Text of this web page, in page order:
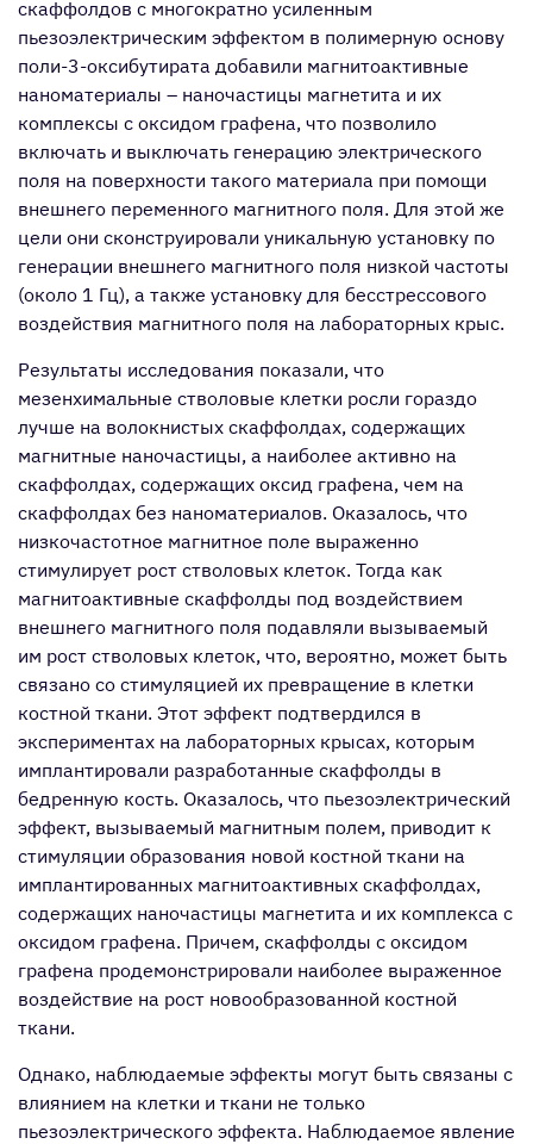
скаффолдов с многократно усиленным
пьезоэлектрическим эффектом в полимерную основу
поли-3-оксибутирата добавили магнитоактивные
наноматериалы – наночастицы магнетита и их
комплексы с оксидом графена, что позволило
включать и выключать генерацию электрического
поля на поверхности такого материала при помощи
внешнего переменного магнитного поля. Для этой же
цели они сконструировали уникальную установку по
генерации внешнего магнитного поля низкой частоты
(около 1 Гц), а также установку для бесстрессового
воздействия магнитного поля на лабораторных крыс.
Результаты исследования показали, что
мезенхимальные стволовые клетки росли гораздо
лучше на волокнистых скаффолдах, содержащих
магнитные наночастицы, а наиболее активно на
скаффолдах, содержащих оксид графена, чем на
скаффолдах без наноматериалов. Оказалось, что
низкочастотное магнитное поле выраженно
стимулирует рост стволовых клеток. Тогда как
магнитоактивные скаффолды под воздействием
внешнего магнитного поля подавляли вызываемый
им рост стволовых клеток, что, вероятно, может быть
связано со стимуляцией их превращение в клетки
костной ткани. Этот эффект подтвердился в
экспериментах на лабораторных крысах, которым
имплантировали разработанные скаффолды в
бедренную кость. Оказалось, что пьезоэлектрический
эффект, вызываемый магнитным полем, приводит к
стимуляции образования новой костной ткани на
имплантированных магнитоактивных скаффолдах,
содержащих наночастицы магнетита и их комплекса с
оксидом графена. Причем, скаффолды с оксидом
графена продемонстрировали наиболее выраженное
воздействие на рост новообразованной костной
ткани.
Однако, наблюдаемые эффекты могут быть связаны с
влиянием на клетки и ткани не только
пьезоэлектрического эффекта. Наблюдаемое явление